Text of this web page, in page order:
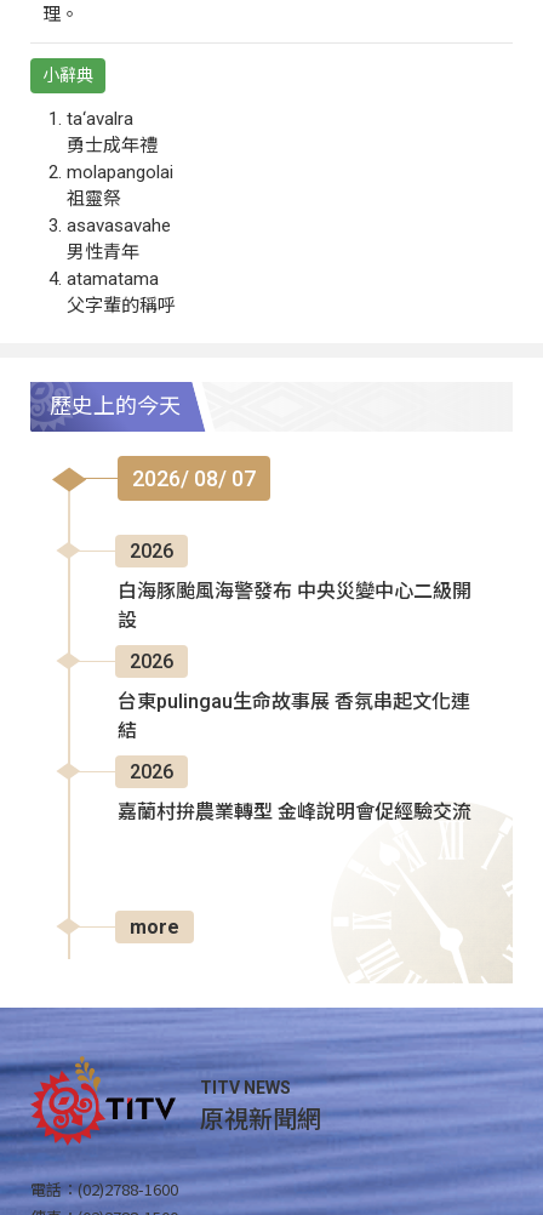
理。
小辭典
ta‘avalra
勇士成年禮
molapangolai
祖靈祭
asavasavahe
男性青年
atamatama
父字輩的稱呼
歷史上的今天
2026/ 08/ 07
2026
白海豚颱風海警發布 中央災變中心二級開
設
2026
台東pulingau生命故事展 香氛串起文化連
結
2026
嘉蘭村拚農業轉型 金峰說明會促經驗交流
more
TITV NEWS
原視新聞網
電話：(02)2788-1600